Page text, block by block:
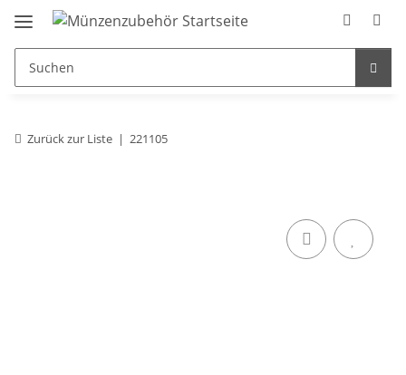
Zurück zur Liste 221105